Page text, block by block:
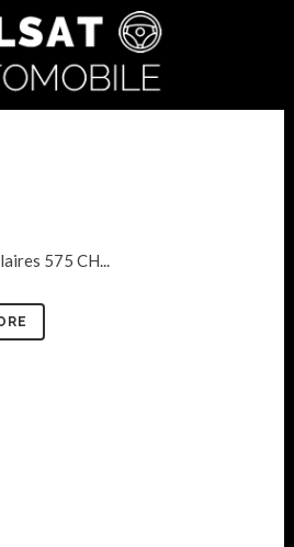
575 CH...